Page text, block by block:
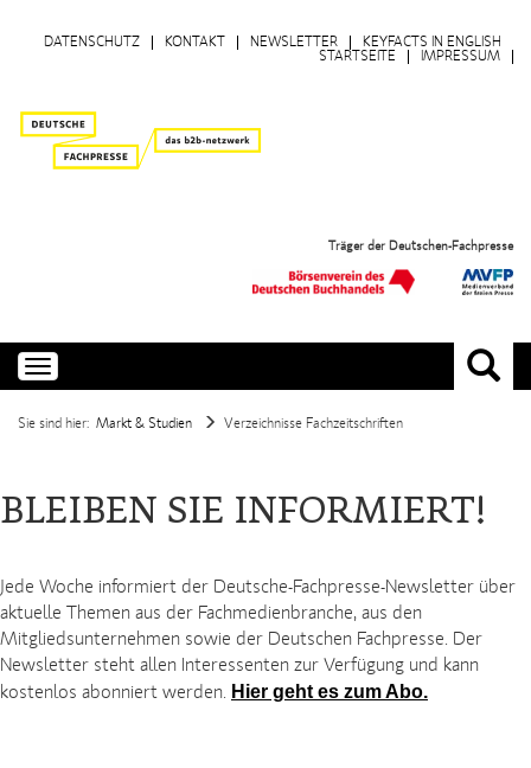
KEYFACTS IN ENGLISH
NEWSLETTER
KONTAKT
DATENSCHUTZ
IMPRESSUM
STARTSEITE
Träger der Deutschen-Fachpresse
Toggle
navigation
Sie sind hier: Markt & Studien Verzeichnisse Fachzeitschriften
BLEIBEN SIE INFORMIERT!
Jede Woche informiert der Deutsche-Fachpresse-Newsletter über
aktuelle Themen aus der Fachmedienbranche, aus den
Mitgliedsunternehmen sowie der Deutschen Fachpresse. Der
Newsletter steht allen Interessenten zur Verfügung und kann
kostenlos abonniert werden. Hier geht es zum Abo.